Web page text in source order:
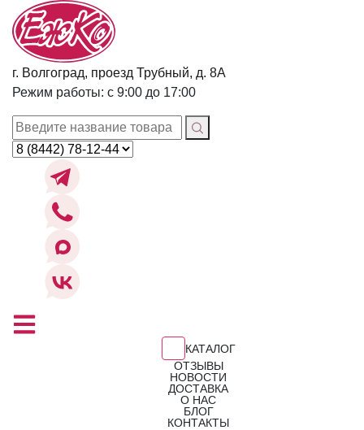
г. Волгоград, проезд Трубный, д. 8А
Режим работы: с 9:00 до 17:00
КАТАЛОГ
ОТЗЫВЫ
НОВОСТИ
ДОСТАВКА
О НАС
БЛОГ
КОНТАКТЫ